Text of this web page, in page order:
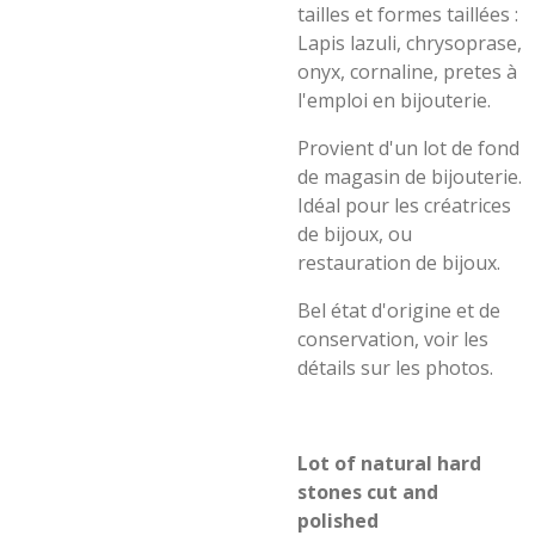
tailles et formes taillées :
Lapis lazuli, chrysoprase,
onyx, cornaline, pretes à
l'emploi en bijouterie.
Provient d'un lot de fond
de magasin de bijouterie.
Idéal pour les créatrices
de bijoux, ou
restauration de bijoux.
Bel état d'origine et de
conservation, voir les
détails sur les photos.
Lot of natural hard
stones cut and
polished